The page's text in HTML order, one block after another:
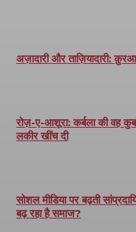
अज़ादारी और ताज़ियादारी:
रोज़-ए-आशूरा: कर्बला की वह
लकीर खींच दी
सोशल मीडिया पर बढ़ती
बढ़ रहा है समाज?